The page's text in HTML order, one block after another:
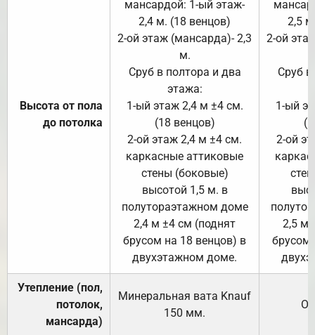
Высота от пола
до потолка
мансардой: 1-ый этаж-
2,4 м. (18 венцов)
2-ой этаж (мансарда)- 2,3
м.
Сруб в полтора и два
этажа:
1-ый этаж 2,4 м ±4 см.
(18 венцов)
2-ой этаж 2,4 м ±4 см.
каркасные аттиковые
стены (боковые)
высотой 1,5 м. в
полутораэтажном доме
2,4 м ±4 см (поднят
брусом на 18 венцов) в
двухэтажном доме.
2,5
2-ой
Сруб
1-ый
2-ой
2,5 м
брусом
Утепление (пол,
потолок,
мансарда)
Минеральная вата Knauf
150 мм.